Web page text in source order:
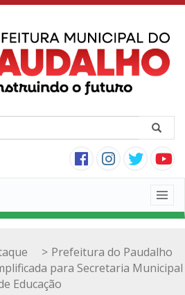
> Prefeitura do Paudalho
para Secretaria Municipal
Educação